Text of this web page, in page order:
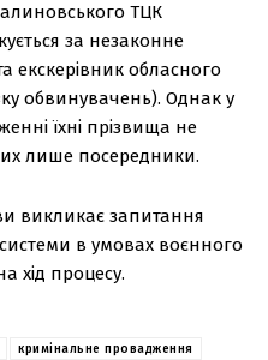
ТЦК
за незаконне
екскерівник обласного
обвинувачень). Однак у
їхні прізвища не
лише посередники.
викликає запитання
в умовах воєнного
хід процесу.
кримінальне провадження